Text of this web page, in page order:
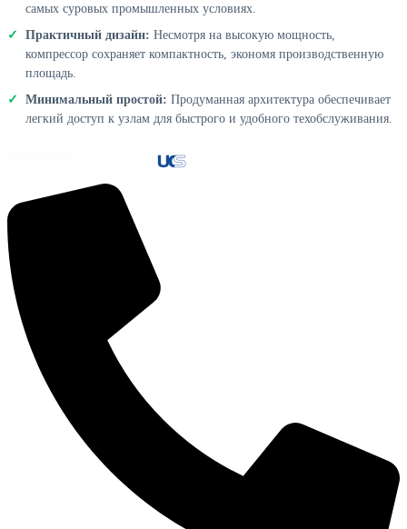
самых суровых промышленных условиях.
Практичный дизайн: Несмотря на высокую мощность,
компрессор сохраняет компактность, экономя производственную
площадь.
Минимальный простой: Продуманная архитектура обеспечивает
легкий доступ к узлам для быстрого и удобного техобслуживания.